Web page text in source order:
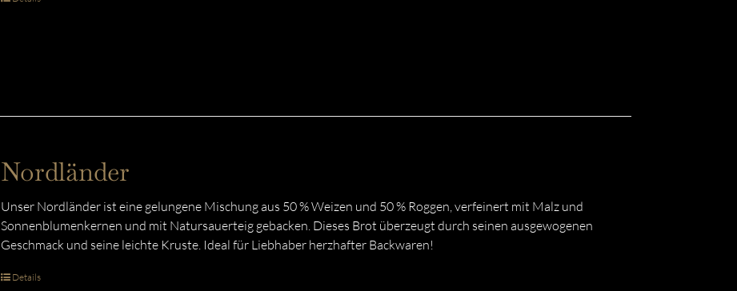
Nordländer
Unser Nordländer ist eine gelungene Mischung aus 50 % Weizen und 50 % Roggen, verfeinert mit Malz und
Sonnenblumenkernen und mit Natursauerteig gebacken. Dieses Brot überzeugt durch seinen ausgewogenen
Geschmack und seine leichte Kruste. Ideal für Liebhaber herzhafter Backwaren!
Details